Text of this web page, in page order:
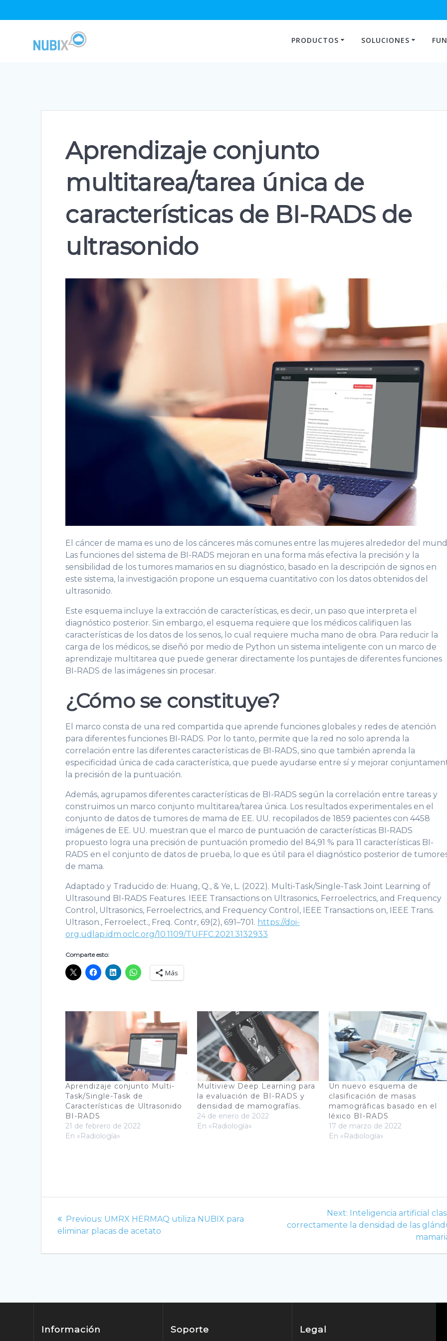
PRODUCTOS
SOLUCIONES
Aprendizaje conjunto
multitarea/tarea única de
características de BI-RADS de
ultrasonido
El cáncer de mama es uno de los cánceres más comunes entre las mujeres alrededor del
Las funciones del sistema de BI-RADS mejoran en una forma más efectiva la precisión y la
sensibilidad de los tumores mamarios en su diagnóstico, basado en la descripción de signos en
este sistema, la investigación propone un esquema cuantitativo con los datos obtenidos del
ultrasonido.
Este esquema incluye la extracción de características, es decir, un paso que interpreta el
diagnóstico posterior. Sin embargo, el esquema requiere que los médicos califiquen las
características de los datos de los senos, lo cual requiere mucha mano de obra. Para reducir la
carga de los médicos, se diseñó por medio de Python un sistema inteligente con un marco de
aprendizaje multitarea que puede generar directamente los puntajes de diferentes funciones
BI-RADS de las imágenes sin procesar.
¿Cómo se constituye?
El marco consta de una red compartida que aprende funciones globales y redes de atención
para diferentes funciones BI-RADS. Por lo tanto, permite que la red no solo aprenda la
correlación entre las diferentes características de BI-RADS, sino que también aprenda la
especificidad única de cada característica, que puede ayudarse entre sí y mejorar
la precisión de la puntuación.
Además, agrupamos diferentes características de BI-RADS según la correlación entre tareas y
construimos un marco conjunto multitarea/tarea única. Los resultados experimentales en el
conjunto de datos de tumores de mama de EE. UU. recopilados de 1859 pacientes con 4458
imágenes de EE. UU. muestran que el marco de puntuación de características BI-RADS
propuesto logra una precisión de puntuación promedio del 84,91 % para 11 características BI-
RADS en el conjunto de datos de prueba, lo que es útil para el diagnóstico posterior de
de mama.
Adaptado y Traducido de: Huang, Q., & Ye, L. (2022). Multi-Task/Single-Task Joint Learning of
Ultrasound BI-RADS Features. IEEE Transactions on Ultrasonics, Ferroelectrics, and Frequency
Control, Ultrasonics, Ferroelectrics, and Frequency Control, IEEE Transactions on, IEEE Trans.
Ultrason., Ferroelect., Freq. Contr, 69(2), 691–701. https://doi-
org.udlap.idm.oclc.org/10.1109/TUFFC.2021.3132933
Comparte esto:
Más
Aprendizaje conjunto Multi-
Task/Single-Task de
Características de Ultrasonido
BI-RADS
21 de febrero de 2022
En «Radiología»
Multiview Deep Learning para
la evaluación de BI-RADS y
densidad de mamografías.
24 de enero de 2022
En «Radiología»
Un nuevo esquema de
clasificación de masas
mamográficas basado en el
léxico BI-RADS
17 de marzo de 2022
En «Radiología»
de
entradas
Previous: Previous
post:
UMRX HERMAQ utiliza NUBIX para
eliminar placas de acetato
Next: Next
post:
Inteligencia artificial
correctamente la densidad de las
Información Soporte Legal